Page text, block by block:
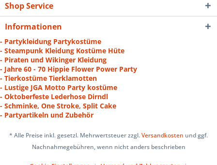
Shop Service
Informationen
- Partykleidung Partykostüme
- Steampunk Kleidung Kostüme Hüte
- Piraten und Wikinger Kleidung
- Jahre 60 - 70 Hippie Flower Power Party
- Tierkostüme Tierklamotten
- Lustige JGA Motto Party kostüme
- Oktoberfeste Lederhose Dirndl
- Schminke, One Stroke, Split Cake
- Partyartikeln und Zubehör
* Alle Preise inkl. gesetzl. Mehrwertsteuer zzgl.Versandkosten und ggf.
Nachnahmegebühren, wenn nicht anders beschrieben